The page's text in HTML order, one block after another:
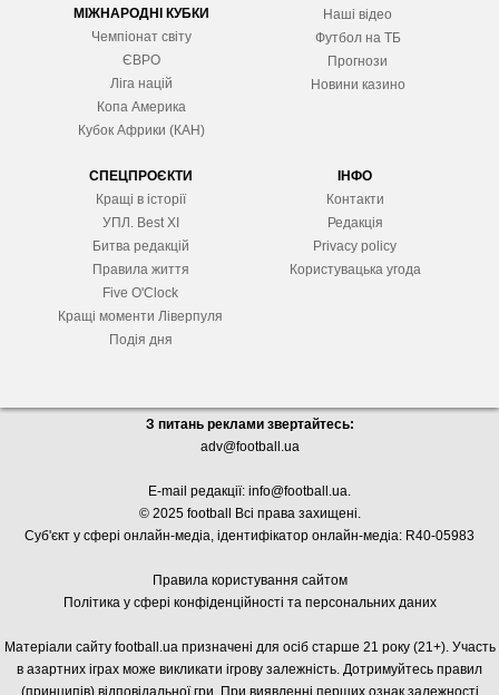
МІЖНАРОДНІ КУБКИ
Чемпіонат світу
ЄВРО
Ліга націй
Копа Америка
Кубок Африки (КАН)
Наші відео
Футбол на ТБ
Прогнози
Новини казино
СПЕЦПРОЄКТИ
Кращі в історії
УПЛ. Best XІ
Битва редакцій
Правила життя
Five O'Clock
Кращі моменти Ліверпуля
Подія дня
ІНФО
Контакти
Редакція
Privacy policy
Користувацька угода
З питань реклами звертайтесь:
adv@football.ua
E-mail редакції: info@football.ua.
© 2025 football Всі права захищені.
Суб'єкт у сфері онлайн-медіа, ідентифікатор онлайн-медіа: R40-05983
Правила користування сайтом
Політика у сфері конфіденційності та персональних даних
Матеріали сайту football.ua призначені для осіб старше 21 року (21+). Участь
в азартних іграх може викликати ігрову залежність. Дотримуйтесь правил
(принципів) відповідальної гри. При виявленні перших ознак залежності